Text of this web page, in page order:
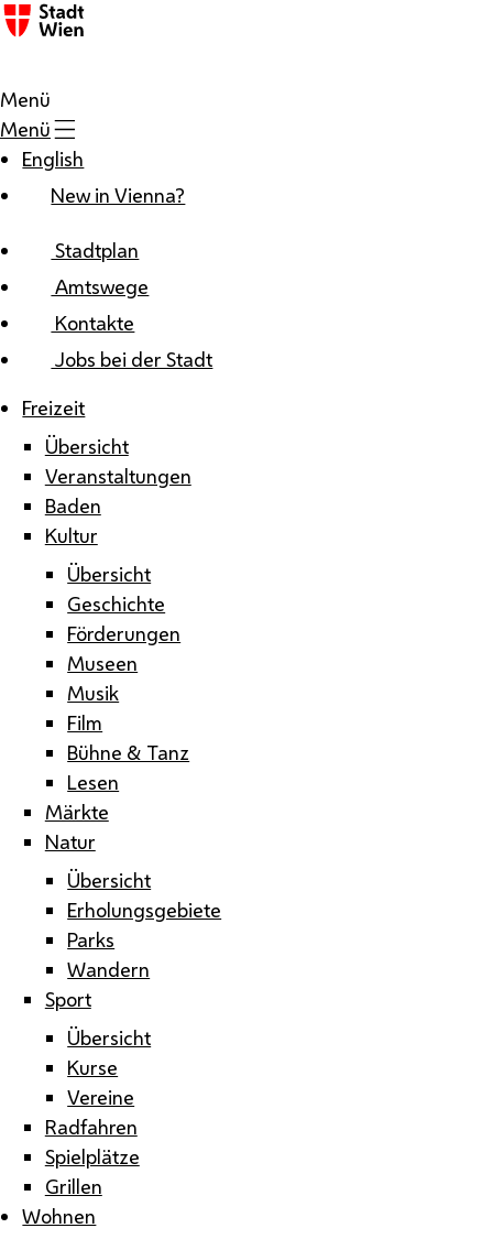
Zum Inhalt
Menü
Menü
English
New in Vienna?
Stadtplan
Amtswege
Kontakte
Jobs bei der Stadt
Freizeit
Übersicht
Veranstaltungen
Baden
Kultur
Übersicht
Geschichte
Förderungen
Museen
Musik
Film
Bühne & Tanz
Lesen
Märkte
Natur
Übersicht
Erholungsgebiete
Parks
Wandern
Sport
Übersicht
Kurse
Vereine
Radfahren
Spielplätze
Grillen
Wohnen